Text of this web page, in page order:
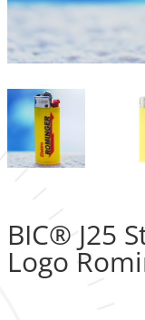
BIC® J25
Logo